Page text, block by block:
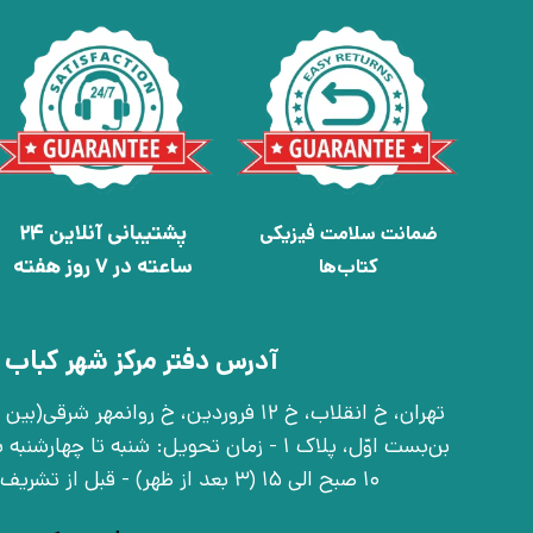
ضمانت سلامت فیزیکی
کتاب‌ها
پشتیبانی آنلاین 24
ساعته در 7 روز هفته
آدرس دفتر مرکز شهر
بن‌بست اوّل، پلاک 1 - زمان تحویل: شنبه
10 صبح الی 15 (3 بعد از ظهر) - قبل از تشریف آوردن تماس بگیرید